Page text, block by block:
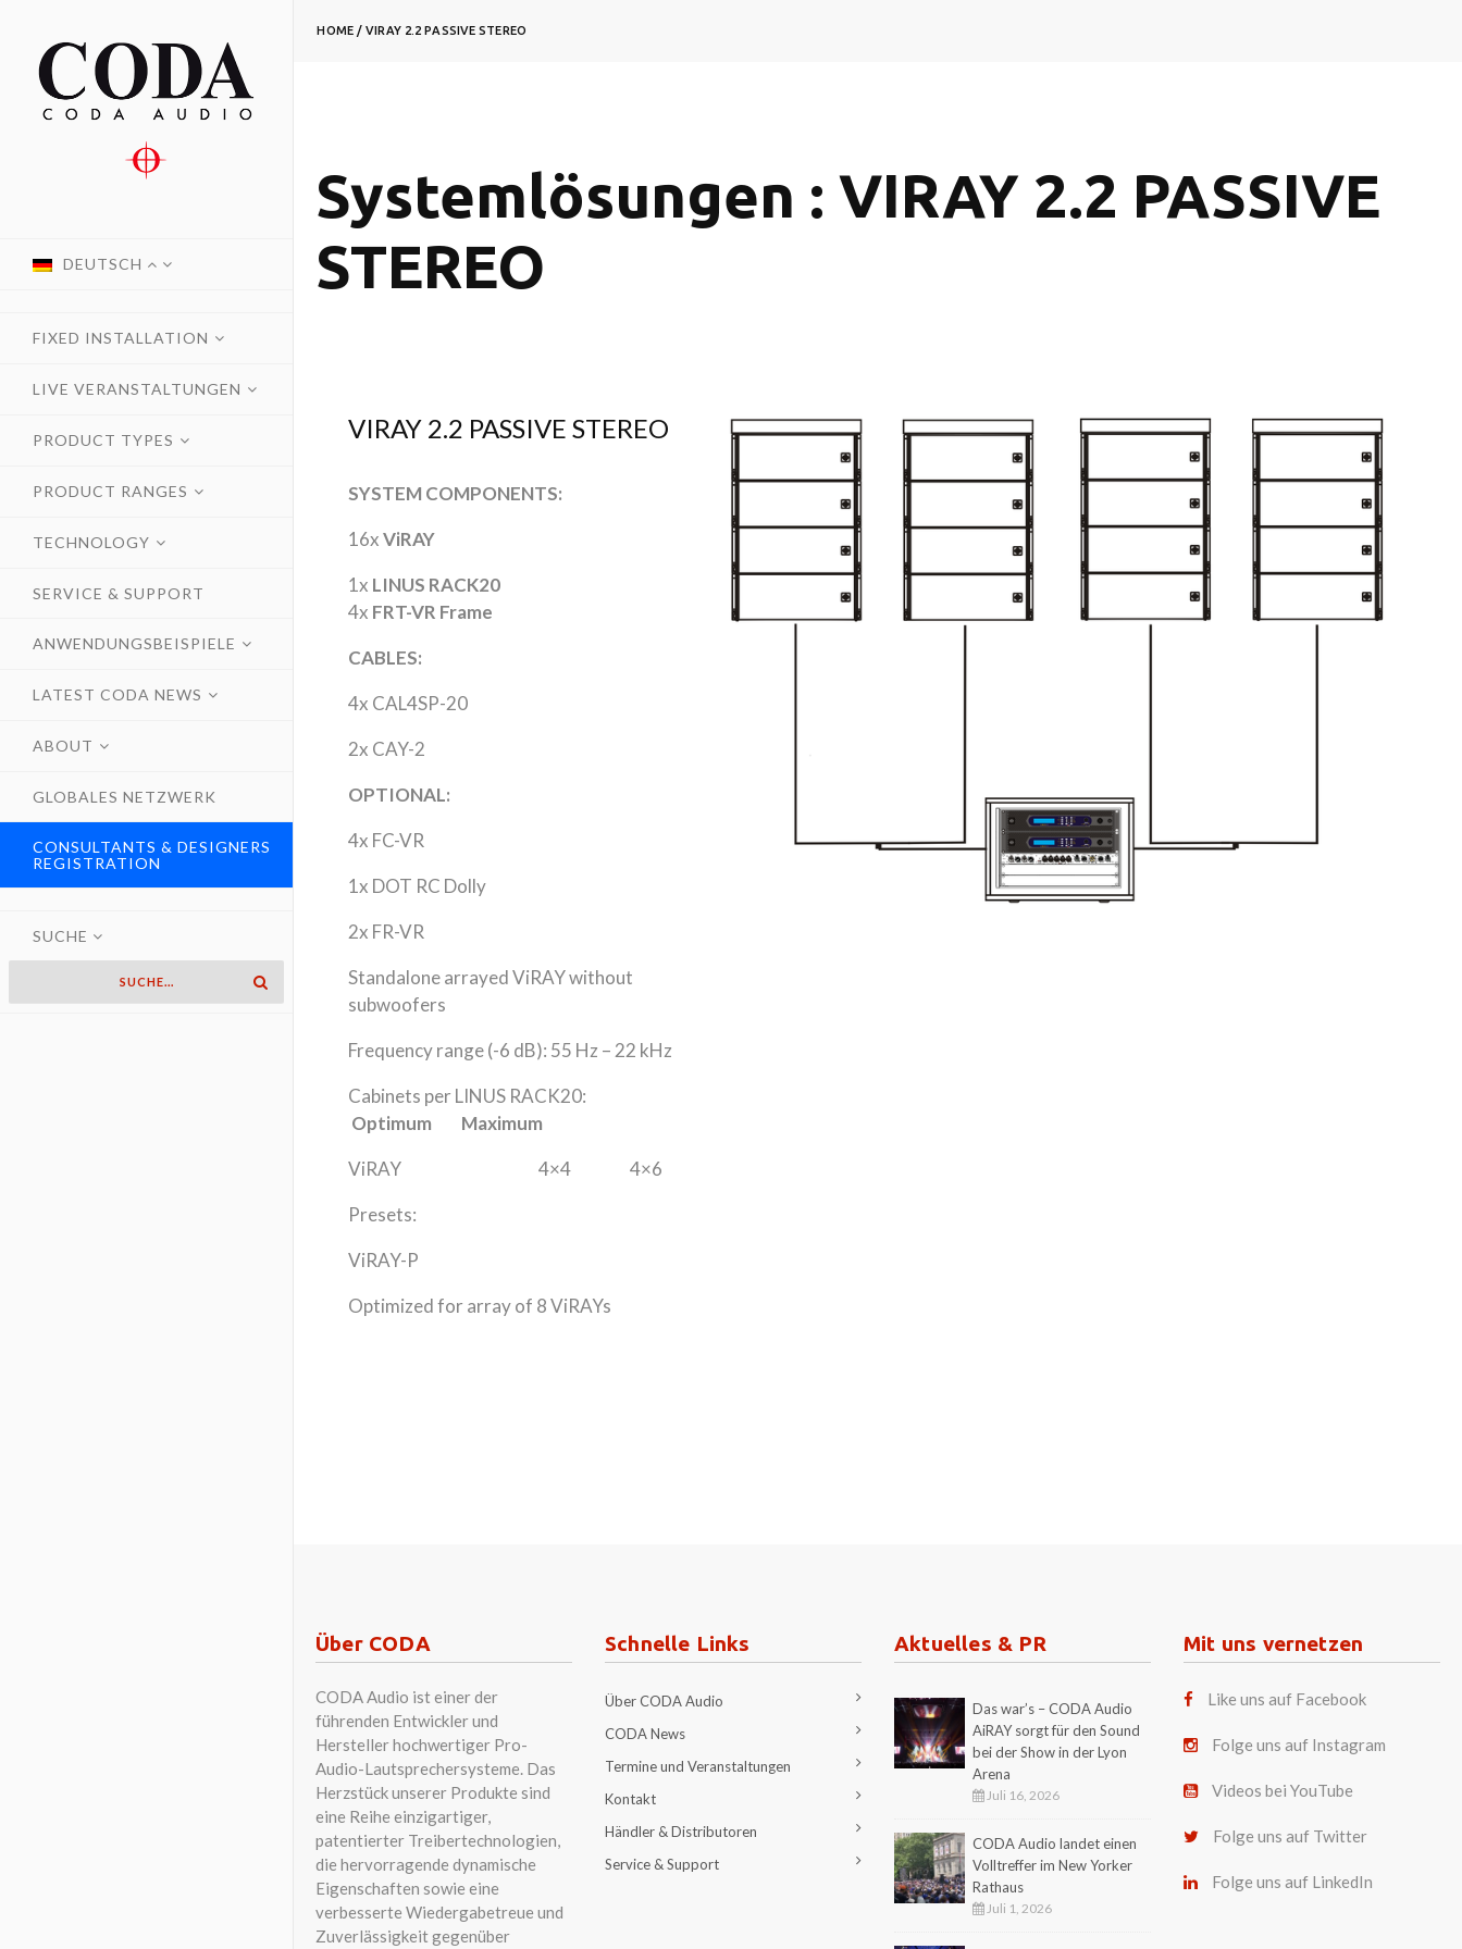
DEUTSCH
FIXED INSTALLATION
LIVE VERANSTALTUNGEN
PRODUCT TYPES
PRODUCT RANGES
TECHNOLOGY
SERVICE & SUPPORT
ANWENDUNGSBEISPIELE
LATEST CODA NEWS
ABOUT
GLOBALES NETZWERK
CONSULTANTS & DESIGNERS
REGISTRATION
SUCHE
HOME/VIRAY 2.2 PASSIVE STEREO
Systemlösungen : VIRAY 2.2 PASSIVE
STEREO
VIRAY 2.2 PASSIVE STEREO
SYSTEM COMPONENTS:
16xViRAY
1x LINUS RACK20
4x FRT-VR Frame
CABLES:
4x CAL4SP-20
2x CAY-2
OPTIONAL:
4x FC-VR
1x DOT RC Dolly
2x FR-VR
Standalone arrayed ViRAY without
subwoofers
Frequency range (-6 dB): 55 Hz – 22 kHz
Cabinets per LINUS RACK20:
Optimum Maximum
ViRAY 4×4 4×6
Presets:
ViRAY-P
Optimized for array of 8 ViRAYs
Über CODA
CODA Audio ist einer der
führenden Entwickler und
Hersteller hochwertiger Pro-
Audio-Lautsprechersysteme. Das
Herzstück unserer Produkte sind
eine Reihe einzigartiger,
patentierter Treibertechnologien,
die hervorragende dynamische
Eigenschaften sowie eine
verbesserte Wiedergabetreue und
Zuverlässigkeit gegenüber
Schnelle Links
Über CODA Audio
CODA News
Termine und Veranstaltungen
Kontakt
Händler & Distributoren
Service & Support
Aktuelles & PR
Das war’s – CODA Audio
AiRAY sorgt für den Sound
bei der Show in der Lyon
Arena
Juli 16, 2026
CODA Audio landet einen
Volltreffer im New Yorker
Rathaus
Juli 1, 2026
Mit uns vernetzen
Like uns auf Facebook
Folge uns auf Instagram
Videos bei YouTube
Folge uns auf Twitter
Folge uns auf LinkedIn